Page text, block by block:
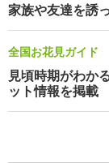
家族や友達を誘
全国お花見ガイド
見頃時期がわか
ット情報を掲載